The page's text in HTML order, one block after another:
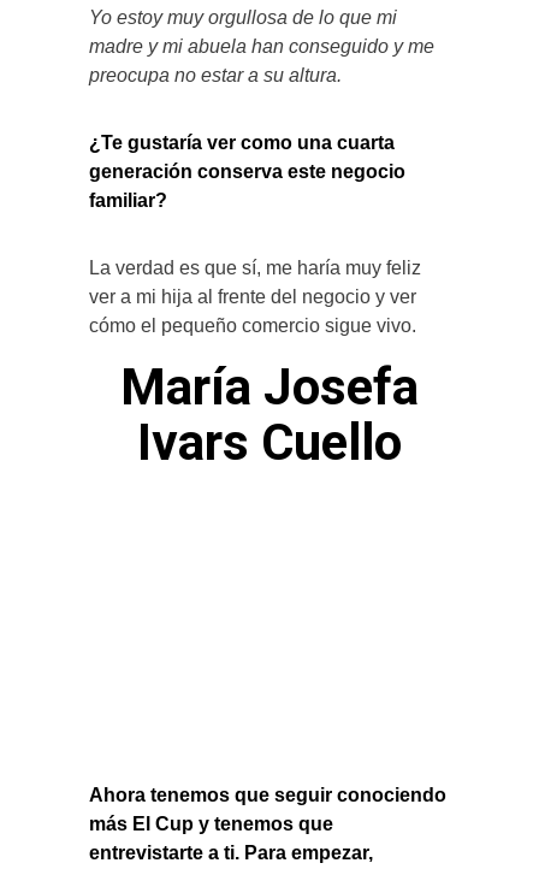
Yo estoy muy orgullosa de lo que mi
madre y mi abuela han conseguido y me
preocupa no estar a su altura.
¿Te gustaría ver como una cuarta
generación conserva este negocio
familiar?
La verdad es que sí, me haría muy feliz
ver a mi hija al frente del negocio y ver
cómo el pequeño comercio sigue vivo.
María Josefa
Ivars Cuello
Ahora tenemos que seguir conociendo
más El Cup y tenemos que
entrevistarte a ti. Para empezar,